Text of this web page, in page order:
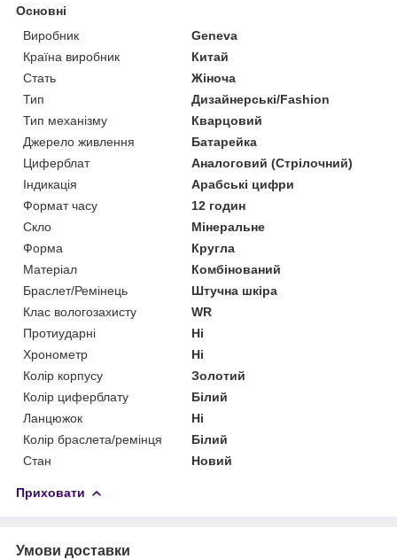
Основні
Виробник
Geneva
Країна виробник
Китай
Стать
Жіноча
Тип
Дизайнерські/Fashion
Тип механізму
Кварцовий
Джерело живлення
Батарейка
Циферблат
Аналоговий (Стрілочний)
Індикація
Арабські цифри
Формат часу
12 годин
Скло
Мінеральне
Форма
Кругла
Матеріал
Комбінований
Браслет/Ремінець
Штучна шкіра
Клас вологозахисту
WR
Протиударні
Ні
Хронометр
Ні
Колір корпусу
Золотий
Колір циферблату
Білий
Ланцюжок
Ні
Колір браслета/ремінця
Білий
Стан
Новий
Приховати
Умови доставки